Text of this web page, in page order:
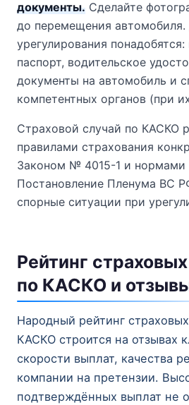
документы. Сделайте
до перемещения автомобиля.
урегулирования
паспорт, водительское
документы на автомобиль и
компетентных органов (при
Страховой случай по КАСКО
правилами страхования
Законом № 4015-1 и нормами
Постановление Пленума ВС
спорные ситуации при
Рейтинг
по КАСКО и
Народный рейтинг
КАСКО строится на отзывах
скорости выплат, качества
компании на претензии.
подтверждённых выплат не